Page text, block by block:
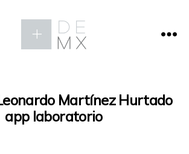
Martínez Hurtado
app laboratorio